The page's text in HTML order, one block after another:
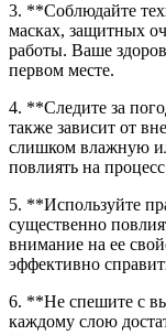
3. **Соблюдайте
масках, защитных
работы. Ваше
первом месте.
4. **Следите за
также зависит от
слишком влажную
повлиять на
5. **Используйте
существенно
внимание на ее
эффективно
6. **Не спешите с
каждому слою